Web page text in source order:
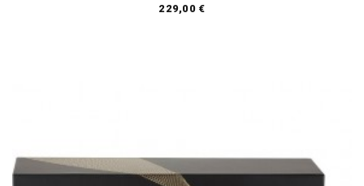
229,00 €